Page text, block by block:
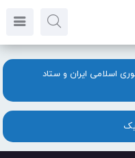
اسلامی ایران و ستاد